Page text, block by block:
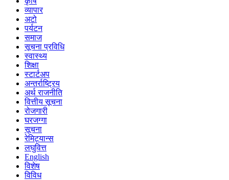
व्यापार
अटो
पर्यटन
समाज
सूचना प्रविधि
स्वास्थ्य
शिक्षा
स्टार्टअप
अन्तर्राष्ट्रिय
अर्थ राजनीति
वित्तीय सूचना
रोजगारी
घरजग्गा
सूचना
रेमिट्यान्स
लघुवित्त
English
विशेष
विविध